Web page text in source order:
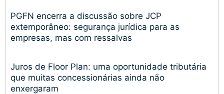
PGFN encerra a discussão sobre JCP
extemporâneo: segurança jurídica para as
empresas, mas com ressalvas
Juros de Floor Plan: uma oportunidade tributária
que muitas concessionárias ainda não
enxergaram